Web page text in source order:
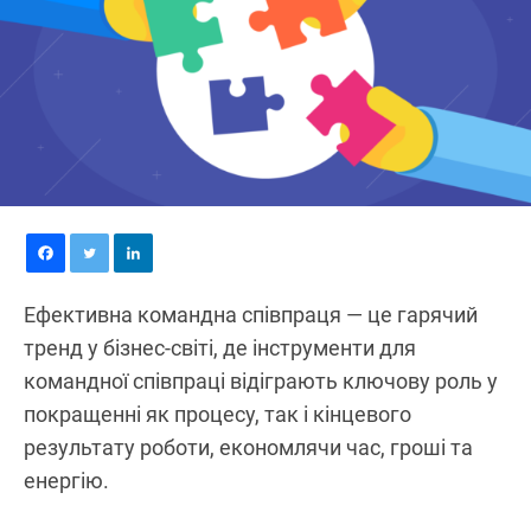
Ефективна командна співпраця — це гарячий
тренд у бізнес-світі, де інструменти для
командної співпраці відіграють ключову роль у
покращенні як процесу, так і кінцевого
результату роботи, економлячи час, гроші та
енергію.